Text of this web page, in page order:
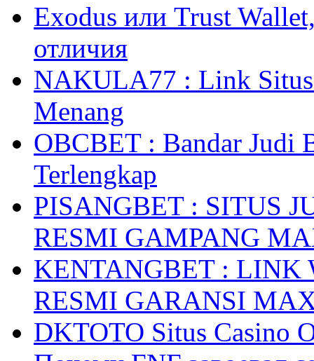
Exodus или Trust
отличия
NAKULA77 : Link Situs
Menang
OBCBET : Bandar Judi
Terlengkap
PISANGBET : SITUS
RESMI GAMPANG
KENTANGBET : LINK
RESMI GARANSI
DKTOTO Situs Casino